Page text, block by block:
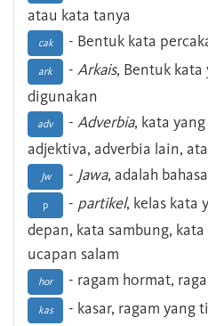
atau kata tanya
cak - Bentuk kata
ark - Arkais, Bentuk kata
digunakan
adv - Adverbia, kata
adjektiva, adverbia lain,
Jw - Jawa, adalah
p - partikel, kelas kata
depan, kata sambung,
ucapan salam
hor - ragam hormat,
kas - kasar, ragam yang